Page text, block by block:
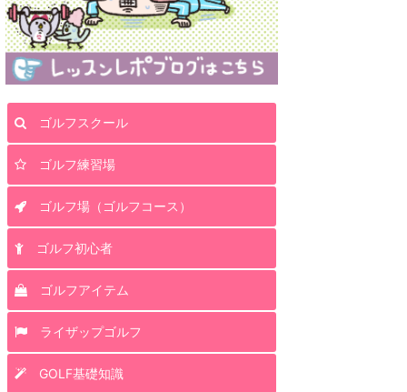
ゴルフスクール
ゴルフ練習場
ゴルフ場（ゴルフコース）
ゴルフ初心者
ゴルフアイテム
ライザップゴルフ
GOLF基礎知識